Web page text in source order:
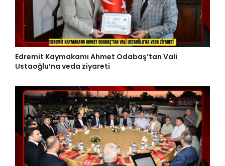
Edremit Kaymakamı Ahmet Odabaş’tan Vali
Ustaoğlu’na veda ziyareti